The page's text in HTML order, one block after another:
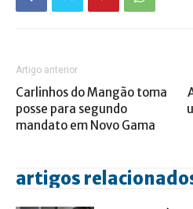
Artigo anterior
Carlinhos do Mangão toma
posse para segundo
mandato em Novo Gama
artigos